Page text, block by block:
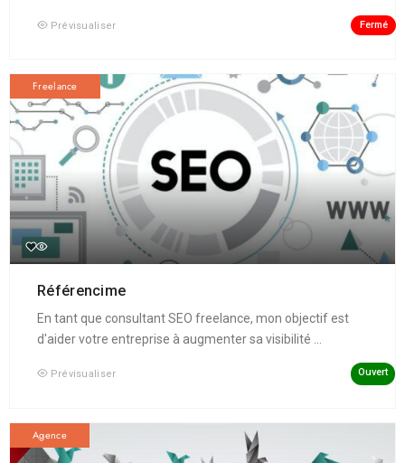
Prévisualiser Fermé
Freelance
Référencime
En tant que consultant SEO freelance, mon objectif est
d'aider votre entreprise à augmenter sa visibilité ...
Prévisualiser Ouvert
Agence